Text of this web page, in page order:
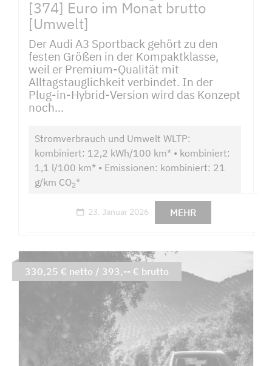
[374] Euro im Monat brutto
[Umwelt]
Der Audi A3 Sportback gehört zu den
festen Größen in der Kompaktklasse,
weil er Premium-Qualität mit
Alltagstauglichkeit verbindet. In der
Plug-in-Hybrid-Version wird das Konzept
noch...
Stromverbrauch und Umwelt WLTP:
kombiniert: 12,2 kWh/100 km* • kombiniert:
1,1 l/100 km* • Emissionen: kombiniert: 21
g/km CO2*
23. Januar 2026 MEHR
330,25 € netto / 393,-- € brutto